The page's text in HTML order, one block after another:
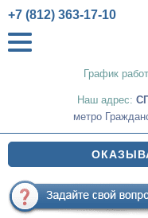
График
+7 (812) 363-17-10
Наш адрес:
метро